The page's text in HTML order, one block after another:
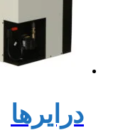
درایرها